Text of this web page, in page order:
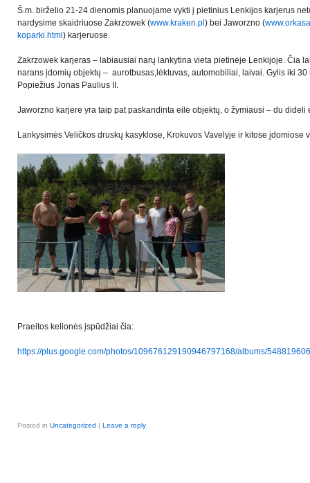
Š.m. birželio 21-24 dienomis planuojame vykti į pietinius Lenkijos karjerus
nardysime skaidriuose Zakrzowek (www.kraken.pl ) bei Jaworzno (
koparki.html ) karjeruose.
Zakrzowek karjeras – labiausiai narų lankytina vieta pietinėje Lenkijoje. Čia
narans įdomių objektų – aurotbusas,lėktuvas, automobiliai, laivai. Gylis iki
Popiežius Jonas Paulius II.
Jaworzno karjere yra taip pat paskandinta eilė objektų, o žymiausi – du
Lankysimės Veličkos druskų kasyklose, Krokuvos Vavelyje ir kitose įdomiose
Praeitos kelionės įspūdžiai čia:
https://plus.google.com/photos/109676129190946797168/albums/
Posted in Uncategorized | Leave a reply